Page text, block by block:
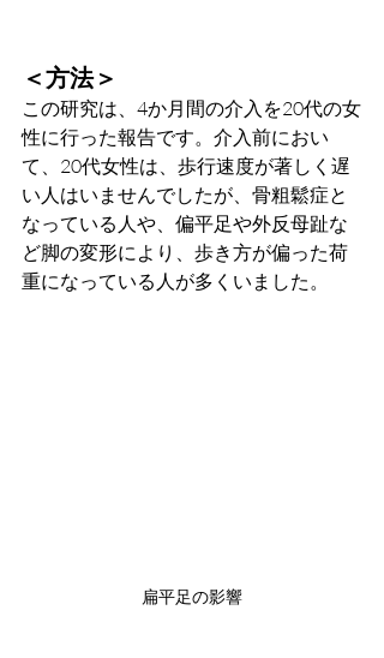
＜方法＞
この研究は、4か月間の介入を20代の女
性に行った報告です。介入前におい
て、20代女性は、歩行速度が著しく遅
い人はいませんでしたが、骨粗鬆症と
なっている人や、偏平足や外反母趾な
ど脚の変形により、歩き方が偏った荷
重になっている人が多くいました。
扁平足の影響